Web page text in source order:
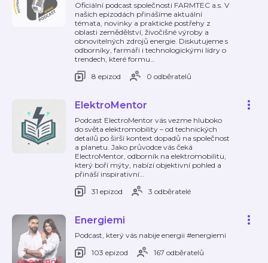
Oficiální podcast společnosti FARMTEC a.s. V
našich epizodách přinášíme aktuální
témata, novinky a praktické postřehy z
oblasti zemědělství, živočišné výroby a
obnovitelných zdrojů energie. Diskutujeme s
odborníky, farmáři i technologickými lídry o
trendech, které formu…
8 epizod
0 odběratelů
ElektroMentor
Podcast ElectroMentor vás vezme hluboko
do světa elektromobility – od technických
detailů po širší kontext dopadů na společnost
a planetu. Jako průvodce vás čeká
ElectroMentor, odborník na elektromobilitu,
který boří mýty, nabízí objektivní pohled a
přináší inspirativní…
31 epizod
3 odběratelé
Energiemi
Podcast, který vás nabije energii #energiemi
103 epizod
167 odběratelů